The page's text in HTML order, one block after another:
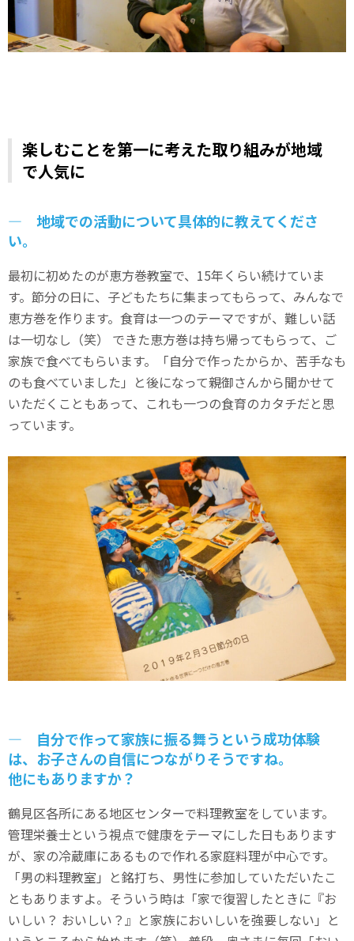
楽しむことを第一に考えた取り組みが地域
で人気に
― 地域での活動について具体的に教えてくださ
い。
最初に初めたのが恵方巻教室で、15年くらい続けていま
す。節分の日に、子どもたちに集まってもらって、みんなで
恵方巻を作ります。食育は一つのテーマですが、難しい話
は一切なし（笑） できた恵方巻は持ち帰ってもらって、ご
家族で食べてもらいます。「自分で作ったからか、苦手なも
のも食べていました」と後になって親御さんから聞かせて
いただくこともあって、これも一つの食育のカタチだと思
っています。
― 自分で作って家族に振る舞うという成功体験
は、お子さんの自信につながりそうですね。
他にもありますか？
鶴見区各所にある地区センターで料理教室をしています。
管理栄養士という視点で健康をテーマにした日もあります
が、家の冷蔵庫にあるもので作れる家庭料理が中心です。
「男の料理教室」と銘打ち、男性に参加していただいたこ
ともありますよ。そういう時は「家で復習したときに『お
いしい？ おいしい？』と家族においしいを強要しない」と